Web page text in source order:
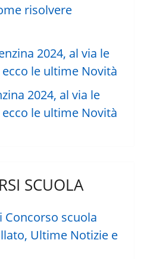
risolvere
2024, al via le
le ultime Novità
SCUOLA